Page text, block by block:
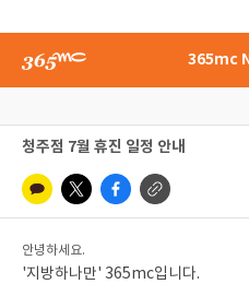
365mc
청주점 7월 휴진 일정 안내
안녕하세요.
'지방하나만' 365mc입니다.